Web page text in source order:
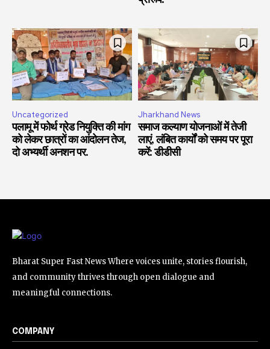
Uncategorized
पलामू में फोर्थ ग्रेड नियुक्ति की मांग
को लेकर छात्रों का आंदोलन तेज,
दो अभ्यर्थी अनशन पर.
Jharkhand News
समाज कल्याण योजनाओं में तेजी
लाएं, लंबित कार्यों को समय पर पूरा
करें: डीडीसी
Bharat Super Fast News Where voices unite, stories flourish,
and community thrives through open dialogue and
meaningful connections.
COMPANY